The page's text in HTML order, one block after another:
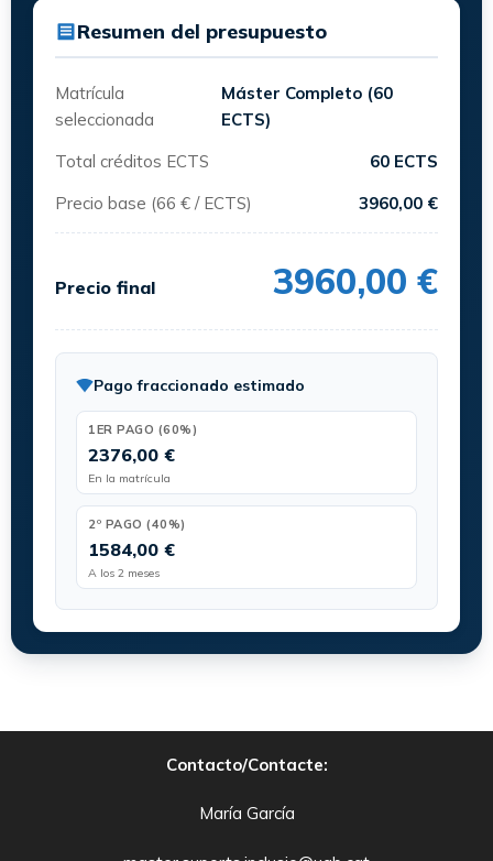
Resumen del presupuesto
Matrícula
seleccionada
Máster Completo (60
ECTS)
Total créditos ECTS
60 ECTS
Precio base (66 € / ECTS)
3960,00 €
Precio final 3960,00 €
Pago fraccionado estimado
1ER PAGO (60%)
2376,00 €
En la matrícula
2º PAGO (40%)
1584,00 €
A los 2 meses
Contacto/Contacte:
María García